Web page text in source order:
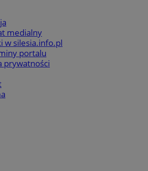
medialny
w silesia.info.pl
portalu
prywatności